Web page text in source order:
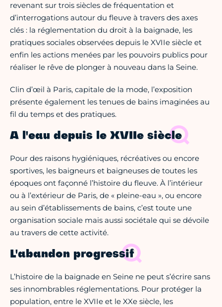
revenant sur trois siècles de fréquentation et
d’interrogations autour du fleuve à travers des axes
clés : la réglementation du droit à la baignade, les
pratiques sociales observées depuis le XVIIe siècle et
enfin les actions menées par les pouvoirs publics pour
réaliser le rêve de plonger à nouveau dans la Seine.
Clin d’œil à Paris, capitale de la mode, l’exposition
présente également les tenues de bains imaginées au
fil du temps et des pratiques.
A l'eau depuis le XVIIe siècle
Pour des raisons hygiéniques, récréatives ou encore
sportives, les baigneurs et baigneuses de toutes les
époques ont façonné l’histoire du fleuve. À l’intérieur
ou à l’extérieur de Paris, de « pleine-eau », ou encore
au sein d’établissements de bains, c’est toute une
organisation sociale mais aussi sociétale qui se dévoile
au travers de cette activité.
L'abandon progressif
L’histoire de la baignade en Seine ne peut s’écrire sans
ses innombrables réglementations. Pour protéger la
population, entre le XVIIe et le XXe siècle, les